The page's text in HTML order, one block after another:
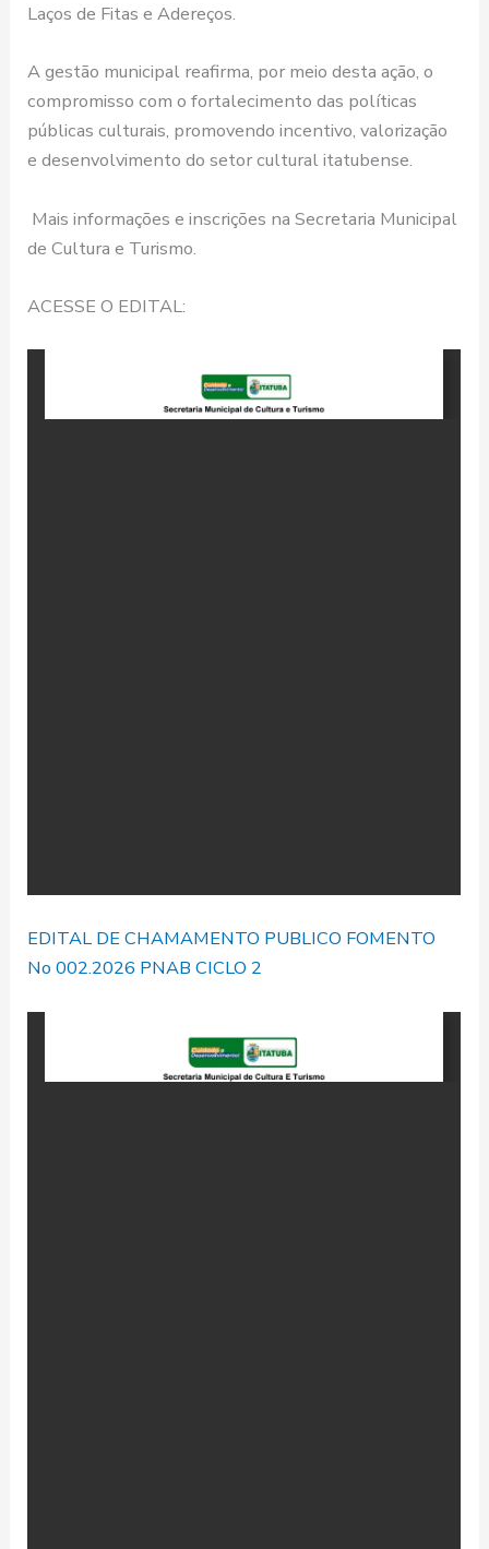
Laços de Fitas e Adereços.
A gestão municipal reafirma, por meio desta ação, o
compromisso com o fortalecimento das políticas
públicas culturais, promovendo incentivo, valorização
e desenvolvimento do setor cultural itatubense.
Mais informações e inscrições na Secretaria Municipal
de Cultura e Turismo.
ACESSE O EDITAL:
EDITAL DE CHAMAMENTO PUBLICO FOMENTO
No 002.2026 PNAB CICLO 2